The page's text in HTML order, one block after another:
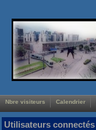
Nbre visiteurs Calendrier
Utilisateurs connectés